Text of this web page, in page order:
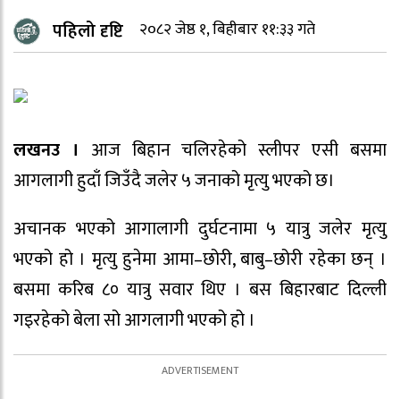
पहिलो दृष्टि २०८२ जेष्ठ १, बिहीबार ११:३३ गते
लखनउ । आज बिहान चलिरहेको स्लीपर एसी बसमा
आगलागी हुदाँ जिउँदै जलेर ५ जनाको मृत्यु भएको छ।
अचानक भएको आगालागी दुर्घटनामा ५ यात्रु जलेर मृत्यु
भएको हो । मृत्यु हुनेमा आमा–छोरी, बाबु–छोरी रहेका छन् ।
बसमा करिब ८० यात्रु सवार थिए । बस बिहारबाट दिल्ली
गइरहेको बेला सो आगलागी भएको हो ।